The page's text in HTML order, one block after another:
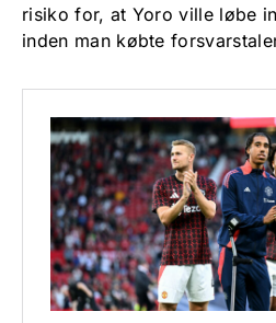
risiko for, at Yoro ville løbe
inden man købte